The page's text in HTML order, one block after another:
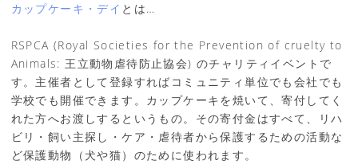
カップケーキ・デイ とは…
RSPCA (Royal Societies for the Prevention of cruelty to
Animals: 王立動物虐待防止協会) のチャリティイベントで
す。主催者として登録すればコミュニティ単位でも会社でも
学校でも開催できます。カップケーキを焼いて、寄付してく
れた方へお渡しするというもの。その寄付金はすべて、リハ
ビリ・飼い主探し・ケア・虐待者から保護するための活動な
ど保護動物（犬や猫）のために使われます。